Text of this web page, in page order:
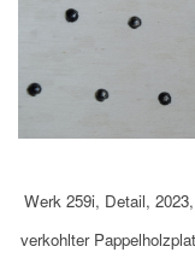
Werk 259i, Detail,
verkohlter